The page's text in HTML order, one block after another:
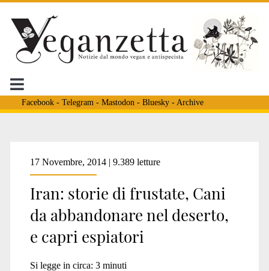
Facebook- Telegram - Mastodon - Bluesky- Archive
Tag:
<span>frustate</span>
17 Novembre, 2014 | 9.389 letture
Iran: storie di frustate, Cani
da abbandonare nel deserto,
e capri espiatori
Si legge in circa: 3 minuti